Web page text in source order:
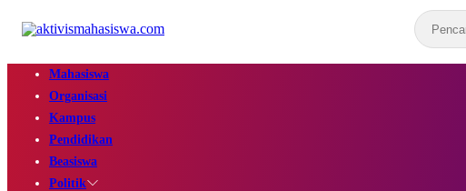
Mahasiswa
Organisasi
Kampus
Pendidikan
Beasiswa
Politik